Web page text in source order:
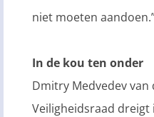
niet moeten
In de kou ten onder
Dmitry Medvedev van
Veiligheidsraad